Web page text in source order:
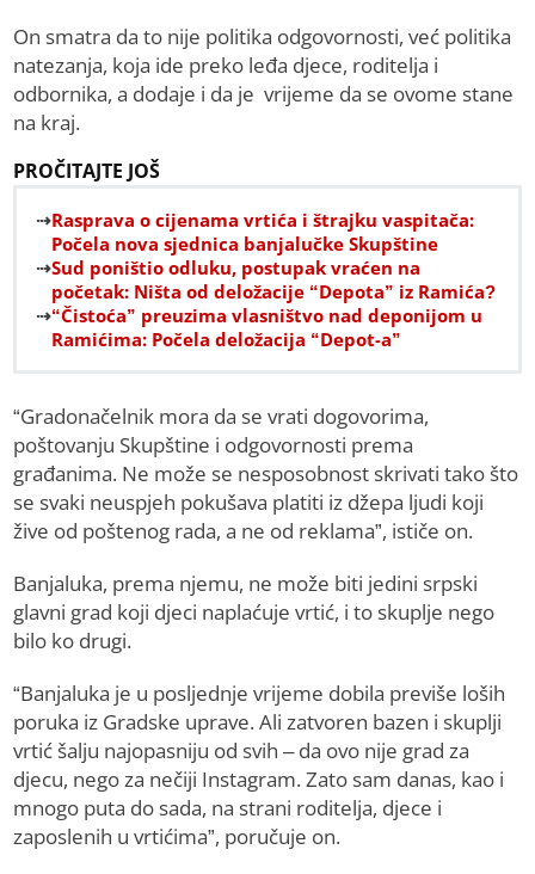
On smatra da to nije politika odgovornosti, već politika
natezanja, koja ide preko leđa djece, roditelja i
odbornika, a dodaje i da je vrijeme da se ovome stane
na kraj.
PROČITAJTE JOŠ
Rasprava o cijenama vrtića i štrajku vaspitača:
Počela nova sjednica banjalučke Skupštine
Sud poništio odluku, postupak vraćen na
početak: Ništa od deložacije “Depota” iz Ramića?
“Čistoća” preuzima vlasništvo nad deponijom u
Ramićima: Počela deložacija “Depot-a”
“Gradonačelnik mora da se vrati dogovorima,
poštovanju Skupštine i odgovornosti prema
građanima. Ne može se nesposobnost skrivati tako što
se svaki neuspjeh pokušava platiti iz džepa ljudi koji
žive od poštenog rada, a ne od reklama”, ističe on.
Banjaluka, prema njemu, ne može biti jedini srpski
glavni grad koji djeci naplaćuje vrtić, i to skuplje nego
bilo ko drugi.
“Banjaluka je u posljednje vrijeme dobila previše loših
poruka iz Gradske uprave. Ali zatvoren bazen i skuplji
vrtić šalju najopasniju od svih – da ovo nije grad za
djecu, nego za nečiji Instagram. Zato sam danas, kao i
mnogo puta do sada, na strani roditelja, djece i
zaposlenih u vrtićima”, poručuje on.